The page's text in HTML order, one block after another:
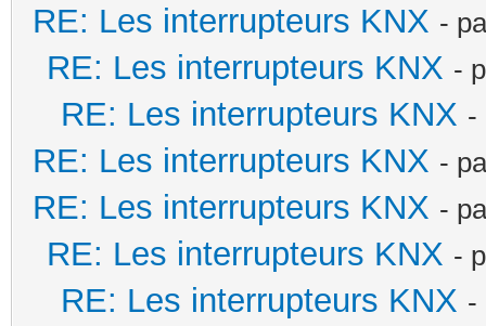
RE: Les interrupteurs KNX -
RE: Les interrupteurs KNX -
RE: Les interrupteurs KNX -
RE: Les interrupteurs KNX -
RE: Les interrupteurs KNX -
RE: Les interrupteurs KNX -
RE: Les interrupteurs KNX -